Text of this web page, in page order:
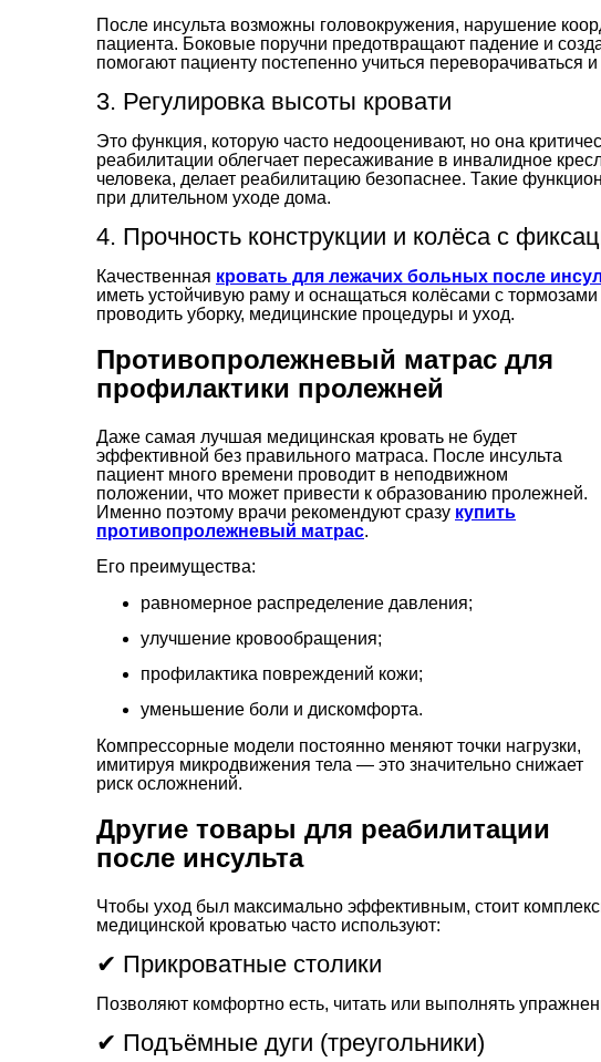
После инсульта возможны головокружения, нарушение
пациента. Боковые поручни предотвращают падение и
помогают пациенту постепенно учиться переворачиваться и
3. Регулировка высоты кровати
Это функция, которую часто недооценивают, но она
реабилитации облегчает пересаживание в инвалидное
человека, делает реабилитацию безопаснее. Такие
при длительном уходе дома.
4. Прочность конструкции и колёса с
Качественная кровать для лежачих больных после
иметь устойчивую раму и оснащаться колёсами с
проводить уборку, медицинские процедуры и уход.
Противопролежневый матрас для
профилактики пролежней
Даже самая лучшая медицинская кровать не будет
эффективной без правильного матраса. После инсульта
пациент много времени проводит в неподвижном
положении, что может привести к образованию пролежней.
Именно поэтому врачи рекомендуют сразу купить
противопролежневый матрас.
Его преимущества:
равномерное распределение давления;
улучшение кровообращения;
профилактика повреждений кожи;
уменьшение боли и дискомфорта.
Компрессорные модели постоянно меняют точки нагрузки,
имитируя микродвижения тела — это значительно снижает
риск осложнений.
Другие товары для реабилитации
после инсульта
Чтобы уход был максимально эффективным, стоит
медицинской кроватью часто используют:
✔ Прикроватные столики
Позволяют комфортно есть, читать или выполнять
✔ Подъёмные дуги (треугольники)